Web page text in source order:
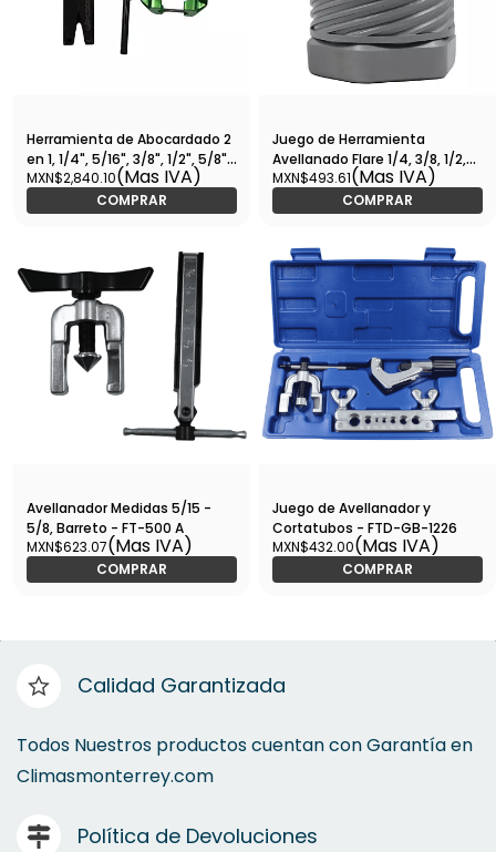
Herramienta de Abocardado 2
en 1, 1/4", 5/16", 3/8", 1/2", 5/8",
3/4" - WIP-EF-2LK
MXN$2,840.10(Mas IVA)
COMPRAR
Juego de Herramienta
Avellanado Flare 1/4, 3/8, 1/2,
5/8 - CXAVFL
MXN$493.61(Mas IVA)
COMPRAR
Avellanador Medidas 5/15 -
5/8, Barreto - FT-500 A
MXN$623.07(Mas IVA)
COMPRAR
Juego de Avellanador y
Cortatubos - FTD-GB-1226
MXN$432.00(Mas IVA)
COMPRAR
Calidad Garantizada
Todos Nuestros productos cuentan con Garantía en
Climasmonterrey.com
Política de Devoluciones